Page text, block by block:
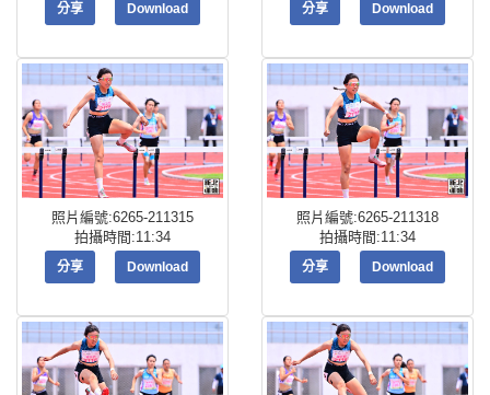
分享 Download 分享 Download
照片編號:6265-211315
拍攝時間:11:34
分享 Download
照片編號:6265-211318
拍攝時間:11:34
分享 Download